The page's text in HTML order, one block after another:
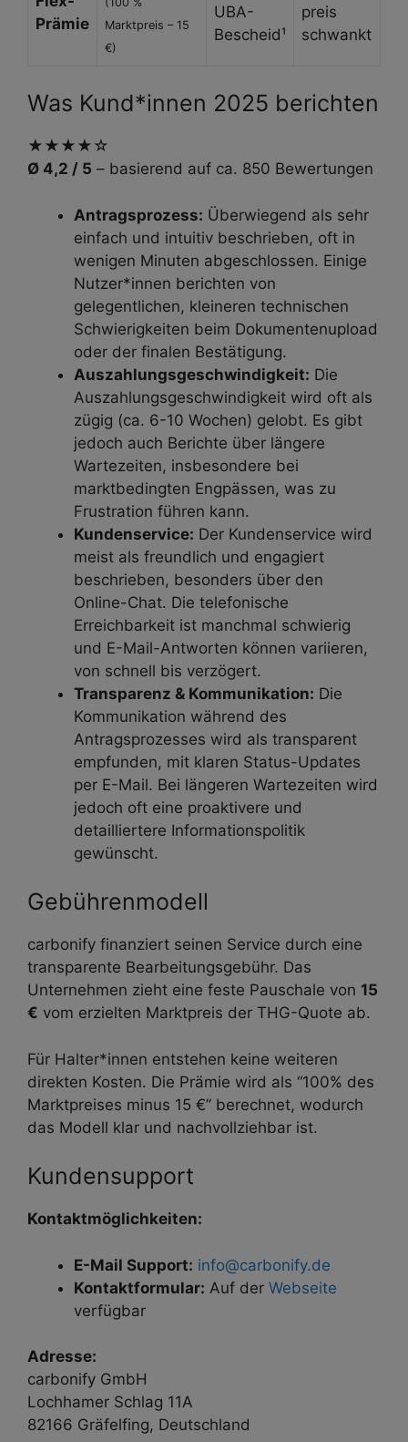
Prämie
Marktpreis – 15
€)
UBA-
Bescheid¹
preis
schwankt
Was Kund*innen 2025 berichten
★★★★☆
Ø 4,2 / 5 – basierend auf ca. 850 Bewertungen
Antragsprozess: Überwiegend als sehr
einfach und intuitiv beschrieben, oft in
wenigen Minuten abgeschlossen. Einige
Nutzer*innen berichten von
gelegentlichen, kleineren technischen
Schwierigkeiten beim Dokumentenupload
oder der finalen Bestätigung.
Auszahlungsgeschwindigkeit: Die
Auszahlungsgeschwindigkeit wird oft als
zügig (ca. 6-10 Wochen) gelobt. Es gibt
jedoch auch Berichte über längere
Wartezeiten, insbesondere bei
marktbedingten Engpässen, was zu
Frustration führen kann.
Kundenservice: Der Kundenservice wird
meist als freundlich und engagiert
beschrieben, besonders über den
Online-Chat. Die telefonische
Erreichbarkeit ist manchmal schwierig
und E-Mail-Antworten können variieren,
von schnell bis verzögert.
Transparenz & Kommunikation: Die
Kommunikation während des
Antragsprozesses wird als transparent
empfunden, mit klaren Status-Updates
per E-Mail. Bei längeren Wartezeiten wird
jedoch oft eine proaktivere und
detailliertere Informationspolitik
gewünscht.
Gebührenmodell
carbonify finanziert seinen Service durch eine
transparente Bearbeitungsgebühr. Das
Unternehmen zieht eine feste Pauschale von 15
€ vom erzielten Marktpreis der THG-Quote ab.
Für Halter*innen entstehen keine weiteren
direkten Kosten. Die Prämie wird als “100% des
Marktpreises minus 15 €” berechnet, wodurch
das Modell klar und nachvollziehbar ist.
Kundensupport
Kontaktmöglichkeiten:
E-Mail Support: info@carbonify.de
Kontaktformular: Auf der Webseite
verfügbar
Adresse:
carbonify GmbH
Lochhamer Schlag 11A
82166 Gräfelfing, Deutschland